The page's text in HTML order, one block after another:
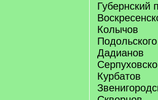
Губернский
Колычов
Дадианов
Курбатов